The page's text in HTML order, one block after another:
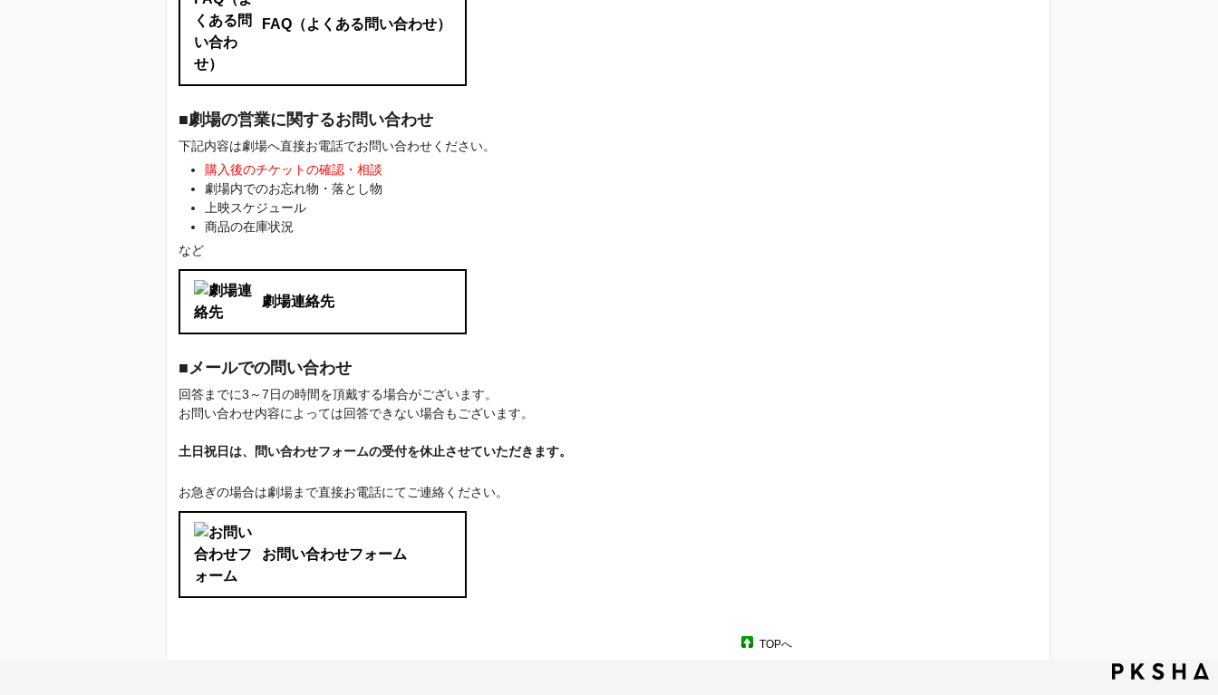
FAQ（よくある問い合わせ）
■劇場の営業に関するお問い合わせ
下記内容は劇場へ直接お電話でお問い合わせください。
購入後のチケットの確認・相談
劇場内でのお忘れ物・落とし物
上映スケジュール
商品の在庫状況
など
劇場連絡先
■メールでの問い合わせ
回答までに3～7日の時間を頂戴する場合がございます。
お問い合わせ内容によっては回答できない場合もございます。
土日祝日は、問い合わせフォームの受付を休止させていただきます。
お急ぎの場合は劇場まで直接お電話にてご連絡ください。
お問い合わせフォーム
TOPへ